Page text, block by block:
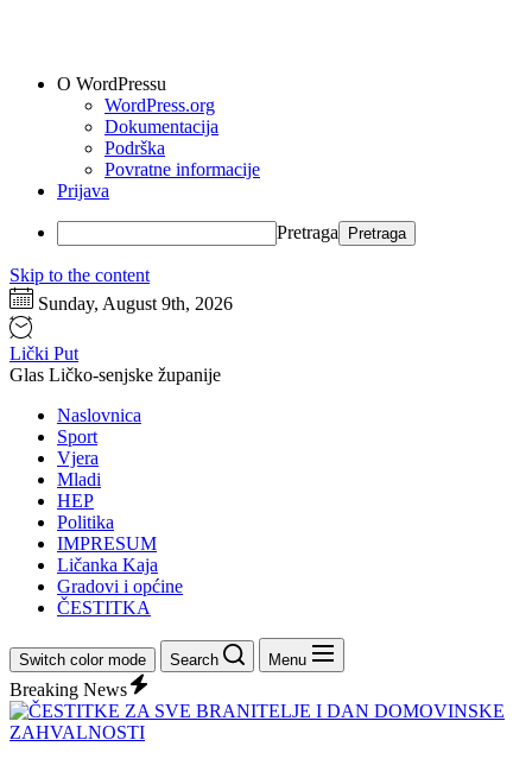
O WordPressu
WordPress.org
Dokumentacija
Podrška
Povratne informacije
Prijava
Pretraga
Skip to the content
Sunday, August 9th, 2026
Lički Put
Glas Ličko-senjske županije
Naslovnica
Sport
Vjera
Mladi
HEP
Politika
IMPRESUM
Ličanka Kaja
Gradovi i općine
ČESTITKA
Switch color mode Search Menu
Breaking News